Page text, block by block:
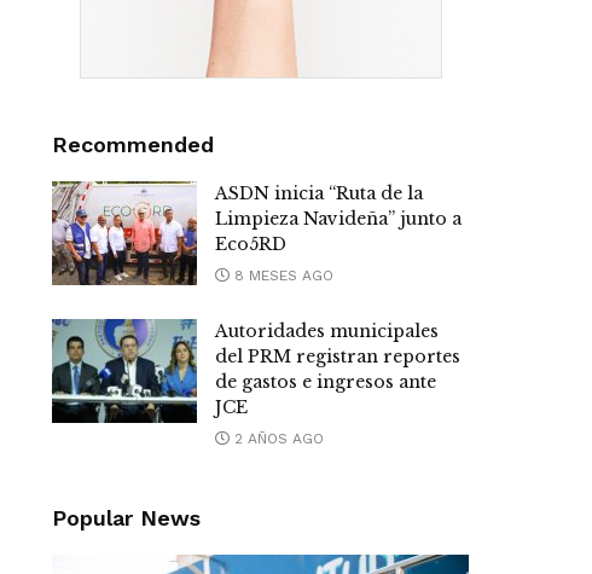
Recommended
ASDN inicia “Ruta de la
Limpieza Navideña” junto a
Eco5RD
8 MESES AGO
Autoridades municipales
del PRM registran reportes
de gastos e ingresos ante
JCE
2 AÑOS AGO
Popular News